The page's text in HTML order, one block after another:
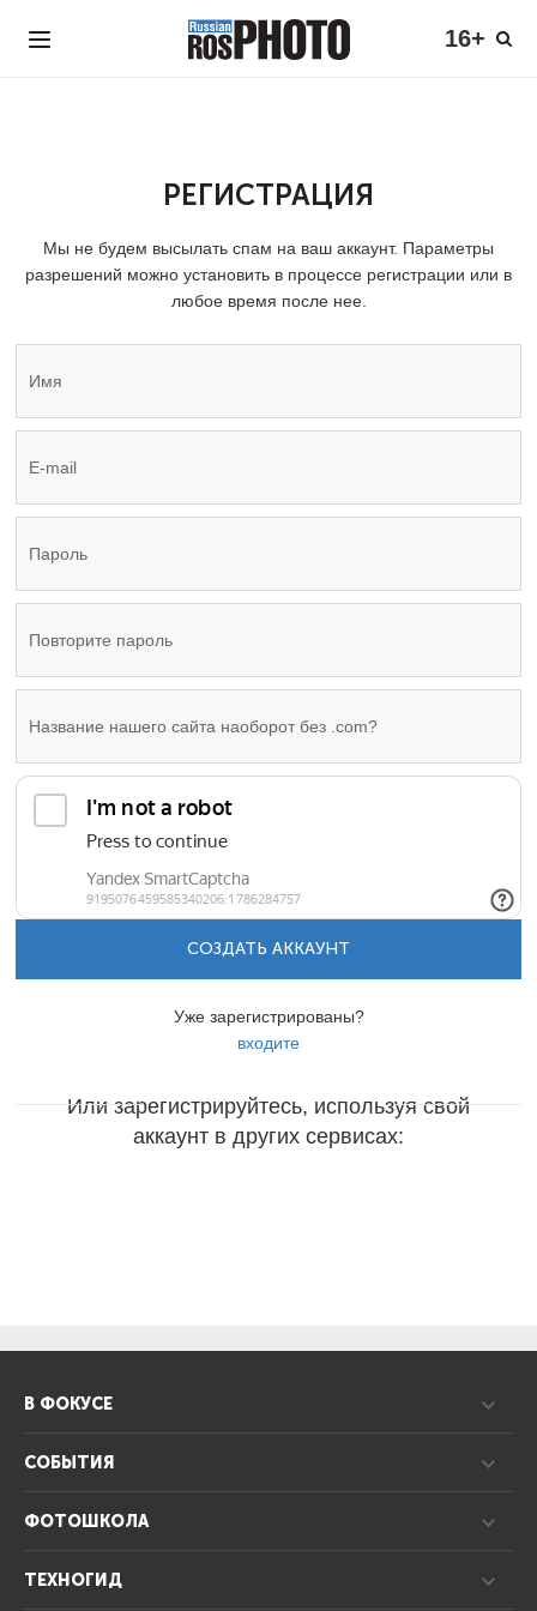
16+
РЕГИСТРАЦИЯ
Мы не будем высылать спам на ваш аккаунт. Параметры
разрешений можно установить в процессе регистрации или в
любое время после нее.
СОЗДАТЬ АККАУНТ
Уже зарегистрированы?
входите
Или зарегистрируйтесь, используя свой
аккаунт в других сервисах:
В ФОКУСЕ
СОБЫТИЯ
ФОТОШКОЛА
ТЕХНОГИД